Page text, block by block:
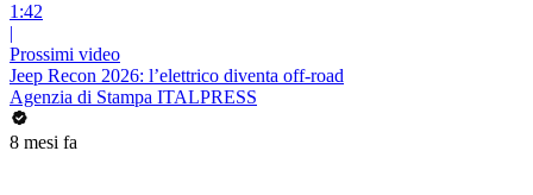
1:42
|
Prossimi video
Jeep Recon 2026: l’elettrico diventa off-road
Agenzia di Stampa ITALPRESS
8 mesi fa